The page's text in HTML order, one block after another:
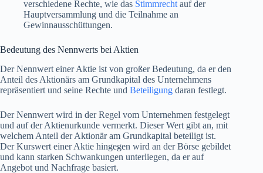
verschiedene Rechte, wie das Stimmrecht auf der
Hauptversammlung und die Teilnahme an
Gewinnausschüttungen.
Bedeutung des Nennwerts bei Aktien
Der Nennwert einer Aktie ist von großer Bedeutung, da er den
Anteil des Aktionärs am Grundkapital des Unternehmens
repräsentiert und seine Rechte und Beteiligung daran festlegt.
Der Nennwert wird in der Regel vom Unternehmen festgelegt
und auf der Aktienurkunde vermerkt. Dieser Wert gibt an, mit
welchem Anteil der Aktionär am Grundkapital beteiligt ist.
Der Kurswert einer Aktie hingegen wird an der Börse gebildet
und kann starken Schwankungen unterliegen, da er auf
Angebot und Nachfrage basiert.